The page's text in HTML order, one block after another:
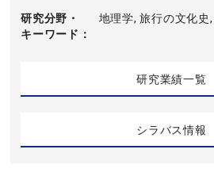
研究分野・
キーワード
地理学, 旅行の文化史
研究業績一覧
シラバス情報